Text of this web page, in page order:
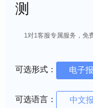
测
1对1客服专属服务，免
可选形式： 电子
可选语言： 中文